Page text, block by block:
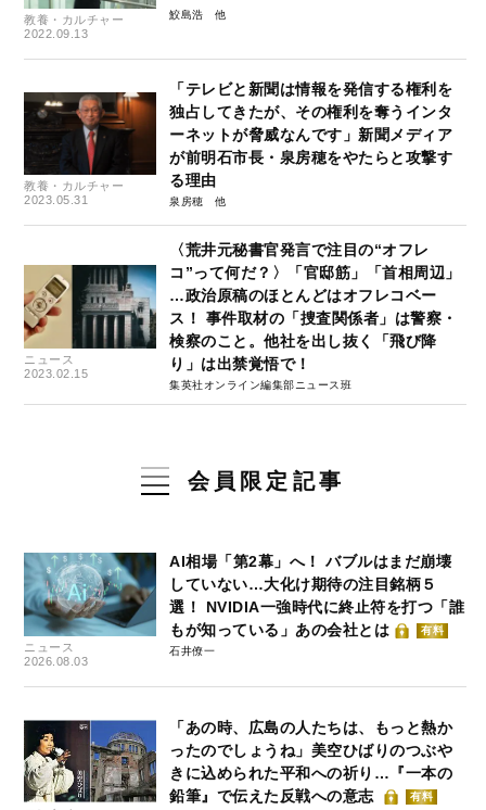
教養・カルチャー
2022.09.13
【中編】
鮫島浩
教養・カルチャー
2023.05.31
「テレビと新聞は情報を発信する権利を
独占してきたが、その権利を奪うインタ
ーネットが脅威なんです」新聞メディア
が前明石市長・泉房穂をやたらと攻撃す
る理由
泉房穂
ニュース
2023.02.15
〈荒井元秘書官発言で注目の“オフレ
コ”って何だ？〉「官邸筋」「首相周辺」
…政治原稿のほとんどはオフレコベー
ス！ 事件取材の「捜査関係者」は警察・
検察のこと。他社を出し抜く「飛び降
り」は出禁覚悟で！
集英社オンライン編集部ニュース班
会員限定記事
ニュース
2026.08.03
AI相場「第2幕」へ！ バブルはまだ崩壊
していない…大化け期待の注目銘柄５
選！ NVIDIA一強時代に終止符を打つ「誰
もが知っている」あの会社とは
有料
石井僚一
「あの時、広島の人たちは、もっと熱か
ったのでしょうね」美空ひばりのつぶや
きに込められた平和への祈り…『一本の
鉛筆』で伝えた反戦への意志
有料